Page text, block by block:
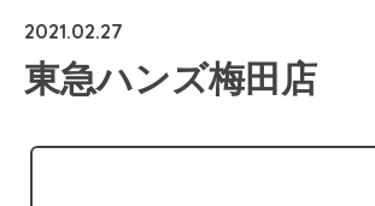
2021.02.27
東急ハンズ梅田店